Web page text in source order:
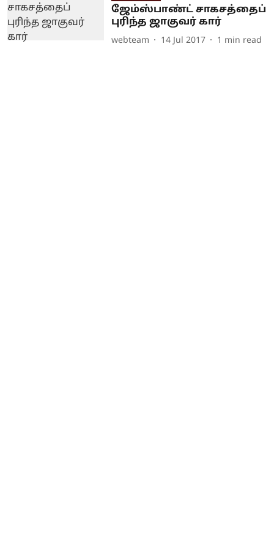
ஜேம்ஸ்பாண்ட் சாகசத்தைப்
புரிந்த ஜாகுவர் கார்
webteam 14 Jul 2017 1 min read